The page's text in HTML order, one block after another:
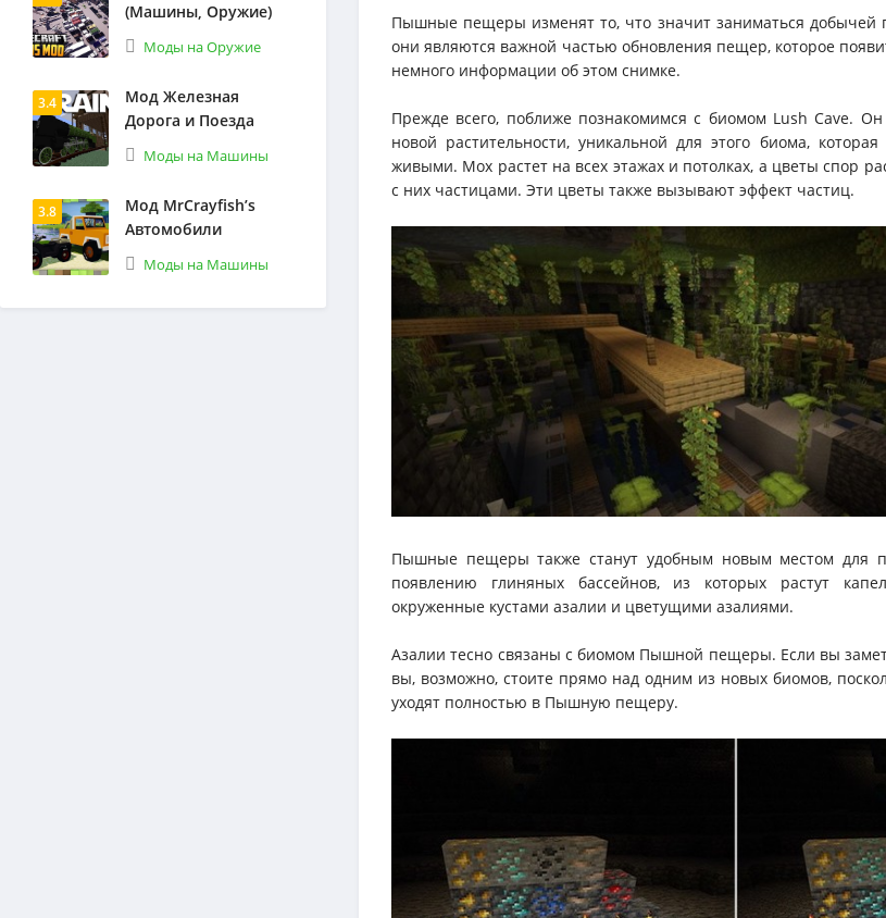
(Машины, Оружие)
Моды на Оружие
3.4
Мод Железная
Дорога и Поезда
Моды на Машины
3.8
Мод MrCrayfish’s
Автомобили
Моды на Машины
Пышные пещеры изменят то, что значит заниматься добычей
они являются важной частью обновления пещер, которое
немного информации об этом снимке.
Прежде всего, поближе познакомимся с биомом Lush Cave.
новой растительности, уникальной для этого биома,
живыми. Мох растет на всех этажах и потолках, а цветы спор
с них частицами. Эти цветы также вызывают эффект частиц.
Пышные пещеры также станут удобным новым местом для
появлению глиняных бассейнов, из которых растут
окруженные кустами азалии и цветущими азалиями.
Азалии тесно связаны с биомом Пышной пещеры. Если вы
вы, возможно, стоите прямо над одним из новых биомов,
уходят полностью в Пышную пещеру.